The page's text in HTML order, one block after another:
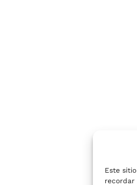
Este
recordar